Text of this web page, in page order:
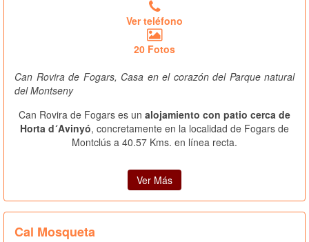
Ver teléfono
20 Fotos
Can Rovira de Fogars, Casa en el corazón del Parque natural
del Montseny
Can Rovira de Fogars es un alojamiento con patio cerca de
Horta d´Avinyó, concretamente en la localidad de Fogars de
Montclús a 40.57 Kms. en línea recta.
Ver Más
Cal Mosqueta